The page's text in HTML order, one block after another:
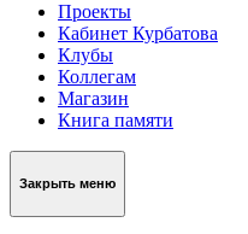
Проекты
Кабинет Курбатова
Клубы
Коллегам
Магазин
Книга памяти
Закрыть меню